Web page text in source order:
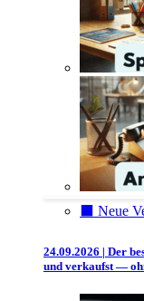
⬛️ Neue
24.09.2026 | Der
und verkaufst —